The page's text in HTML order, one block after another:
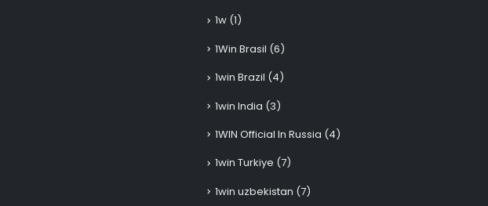
1w (1)
1Win Brasil (6)
1win Brazil (4)
1win India (3)
1WIN Official In Russia (4)
1win Turkiye (7)
1win uzbekistan (7)